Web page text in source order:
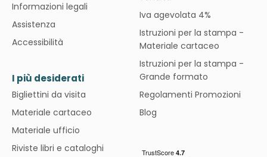
Informazioni legali
Assistenza
Accessibilità
Iva agevolata 4%
Istruzioni per la stampa -
Materiale cartaceo
Istruzioni per la stampa -
Grande formato
Regolamenti Promozioni
Blog
I più desiderati
Bigliettini da visita
Materiale cartaceo
Materiale ufficio
Riviste libri e cataloghi